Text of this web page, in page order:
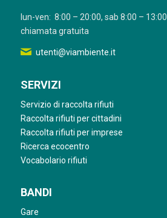
lun-ven: 8:00 – 20:00, sab 8:00 – 13:00
chiamata gratuita
utenti@viambiente.it
SERVIZI
Servizio di raccolta rifiuti
Raccolta rifiuti per cittadini
Raccolta rifiuti per imprese
Ricerca ecocentro
Vocabolario rifiuti
BANDI
Gare